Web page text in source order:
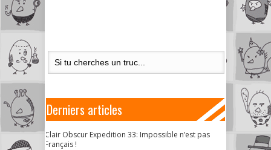
Derniers articles
Clair Obscur Expedition 33: Impossible n’est pas
Français !